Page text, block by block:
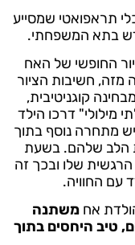
תראפואטי שמסייע
בתא המשפחתי.
החופשי של האח
חשיבות הציור
קוגניטיבית,
מילולי" דרכו הילד
מתחרה נוסף בתוך
הלב שלהם. בשעת
שלו ובכך זה
עם החוויה.
אח משתנה
טיב היחסים בתוך